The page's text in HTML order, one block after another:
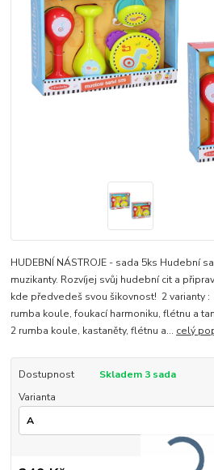
HUDEBNÍ NÁSTROJE - sada 5ks Hudební
muzikanty. Rozvíjej svůj hudební cit a
kde předvedeš svou šikovnost! 2 varianty
rumba koule, foukací harmoniku, flétnu a
2 rumba koule, kastaněty, flétnu a... celý
Dostupnost
Skladem 3 sada
Varianta